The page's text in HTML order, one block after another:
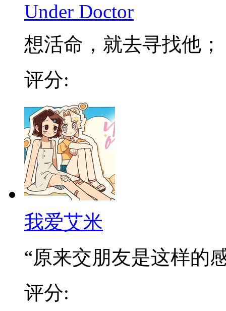
Under Doctor
想活命，就去寻找他；
评分:
我爱艾米
“原来交朋友是这样的
评分: